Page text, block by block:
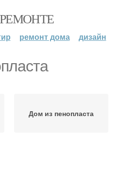
ремонт дома дизайн
Дом из пенопласта